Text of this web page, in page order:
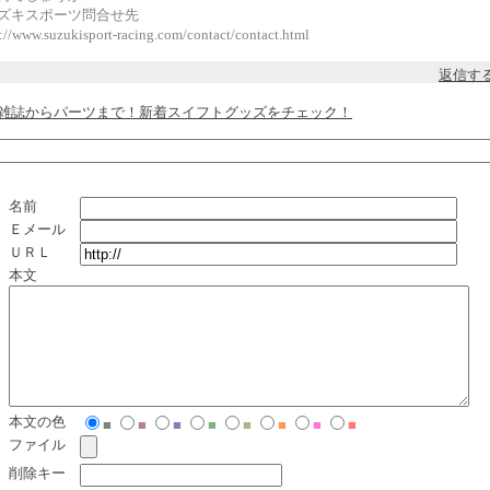
キスポーツ問合せ先
www.suzukisport-racing.com/contact/contact.html
返信す
誌からパーツまで！新着スイフトグッズをチェック！
名前
Ｅメール
ＵＲＬ
本文
本文の色 ■ ■ ■ ■ ■ ■ ■
■
ファイル
削除キー